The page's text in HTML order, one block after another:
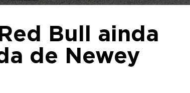
Bull ainda
de Newey